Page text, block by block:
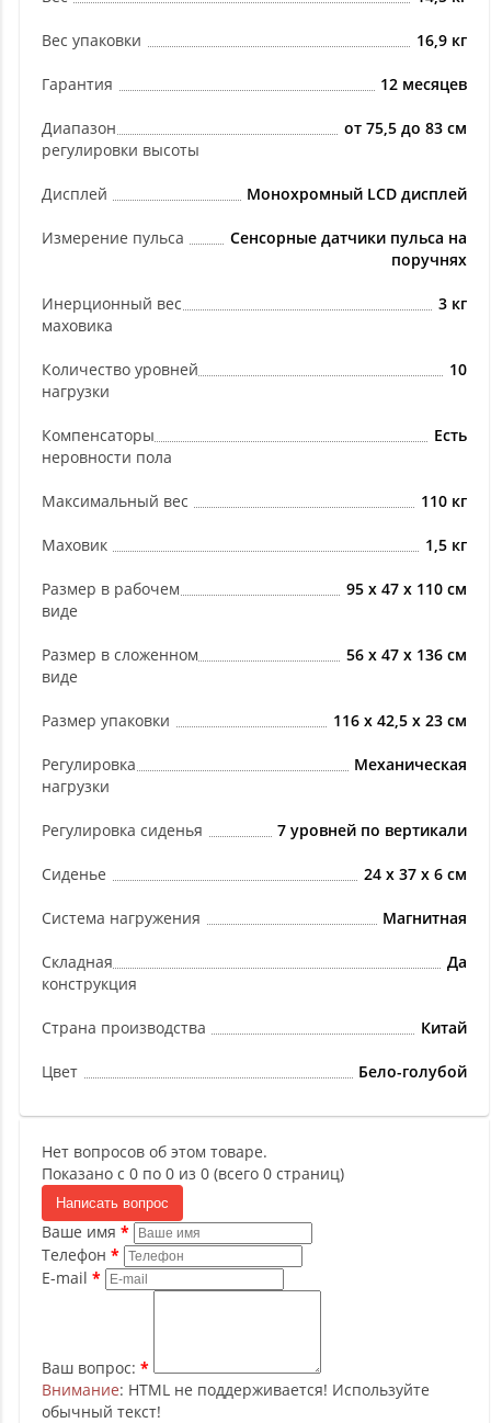
Вес упаковки 16,9 кг
Гарантия 12 месяцев
Диапазон
регулировки высоты
от 75,5 до 83 см
Дисплей Монохромный LCD дисплей
Измерение пульса
Сенсорные датчики пульса на
поручнях
Инерционный вес
маховика
3 кг
Количество уровней
нагрузки
10
Компенсаторы
неровности пола
Есть
Максимальный вес 110 кг
Маховик 1,5 кг
Размер в рабочем
виде
95 х 47 х 110 см
Размер в сложенном
виде
56 х 47 х 136 см
Размер упаковки 116 х 42,5 х 23 см
Регулировка
нагрузки
Механическая
Регулировка сиденья 7 уровней по вертикали
Сиденье 24 х 37 х 6 см
Система нагружения Магнитная
Складная
конструкция
Да
Страна производства Китай
Цвет Бело-голубой
Нет вопросов об этом товаре.
Показано с 0 по 0 из 0 (всего 0 страниц)
Написать вопрос
Ваше имя
Телефон
E-mail
Ваш вопрос:
Внимание: HTML не поддерживается! Используйте
обычный текст!